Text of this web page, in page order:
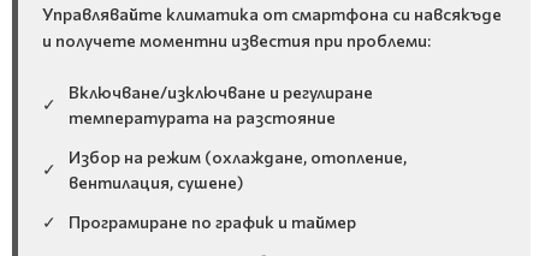
Управлявайте климатика от смартфона си навсякъде
и получете моментни известия при проблеми:
✓
Включване/изключване и регулиране
температурата на разстояние
✓
Избор на режим (охлаждане, отопление,
вентилация, сушене)
✓
Програмиране по график и таймер